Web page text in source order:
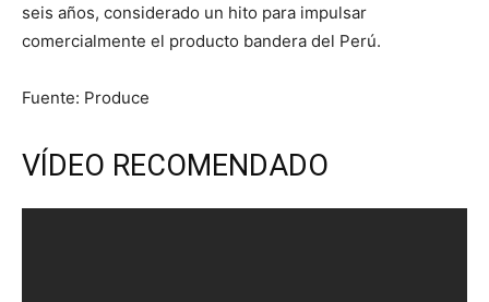
seis años, considerado un hito para impulsar
comercialmente el producto bandera del Perú.
Fuente: Produce
VÍDEO RECOMENDADO